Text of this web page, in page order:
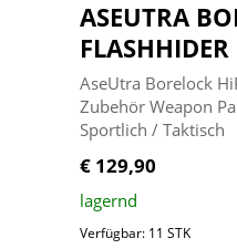
ASEUTRA
AseUtra Borelock
Zubehör Weapon
Sportlich / Taktisch
€ 129,90
lagernd
Verfügbar: 11 STK